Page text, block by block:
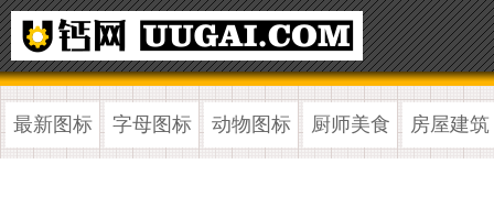
最新图标 字母图标 动物图标 厨师美食 房屋建筑